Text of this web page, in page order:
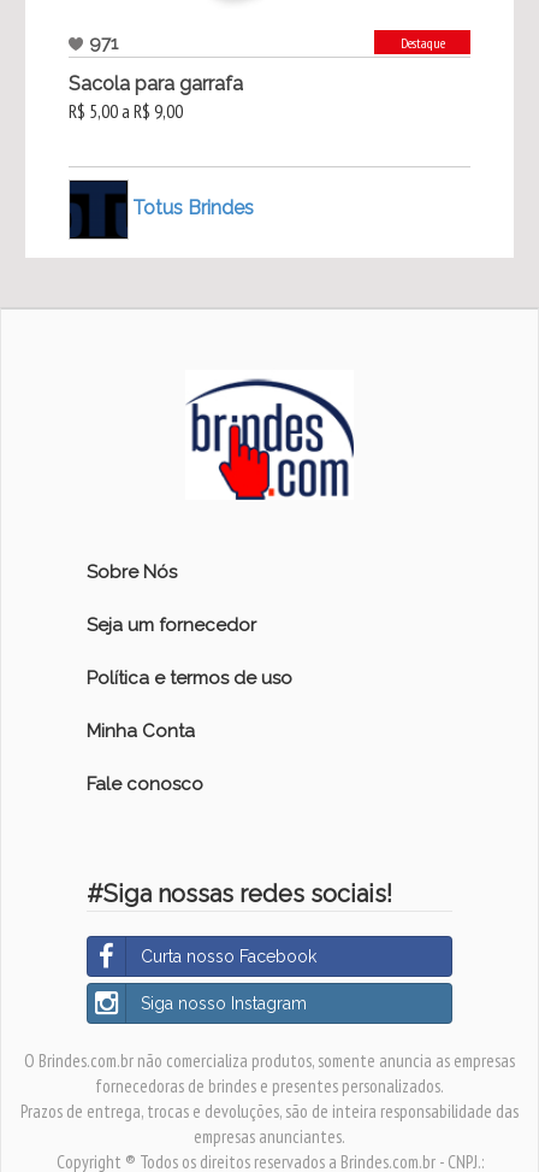
971 Destaque
Sacola para garrafa
R$ 5,00 a R$ 9,00
Totus Brindes
Sobre Nós
Seja um fornecedor
Política e termos de uso
Minha Conta
Fale conosco
#Siga nossas redes sociais!
Curta nosso Facebook
Siga nosso Instagram
O Brindes.com.br não comercializa produtos, somente anuncia as empresas
fornecedoras de brindes e presentes personalizados.
Prazos de entrega, trocas e devoluções, são de inteira responsabilidade das
empresas anunciantes.
Copyright ® Todos os direitos reservados a Brindes.com.br - CNPJ.: